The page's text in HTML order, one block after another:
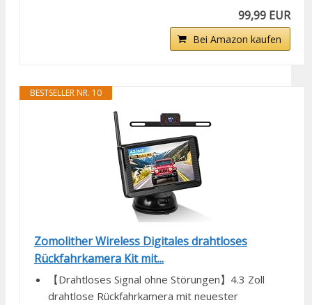
99,99 EUR
Bei Amazon kaufen
BESTSELLER NR. 10
Zomolither Wireless Digitales drahtloses
Rückfahrkamera Kit mit...
【Drahtloses Signal ohne Störungen】4.3 Zoll
drahtlose Rückfahrkamera mit neuester